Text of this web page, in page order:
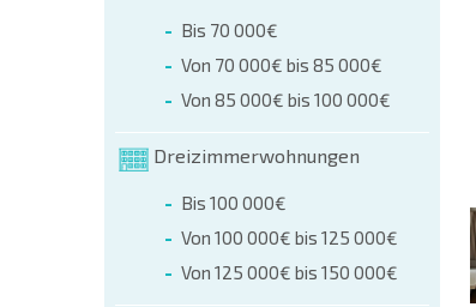
Bis 70 000€
Von 70 000€ bis 85 000€
Von 85 000€ bis 100 000€
Dreizimmerwohnungen
Bis 100 000€
Von 100 000€ bis 125 000€
Von 125 000€ bis 150 000€